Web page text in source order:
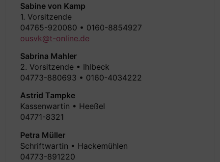
Sabine von Kamp
1. Vorsitzende
04765-920080 • 0160-8854927
ousvk@t-online.de
Sabrina Mahler
2. Vorsitzende • Ihlbeck
04773-880693 • 0160-4034222
Astrid Tampke
Kassenwartin • Heeßel
04771-8321
Petra Müller
Schriftwartin • Hackemühlen
04773-891220